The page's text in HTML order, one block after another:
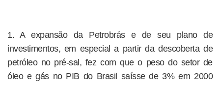
1. A expansão da Petrobrás e de seu plano de
investimentos, em especial a partir da descoberta de
petróleo no pré-sal, fez com que o peso do setor de
óleo e gás no PIB do Brasil saísse de 3% em 2000